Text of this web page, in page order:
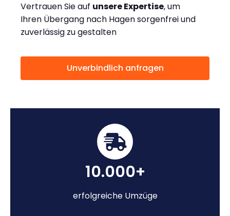
Vertrauen Sie auf unsere Expertise, um
Ihren Übergang nach Hagen sorgenfrei und
zuverlässig zu gestalten
Unverbindlich anfragen
10.000+
erfolgreiche Umzüge